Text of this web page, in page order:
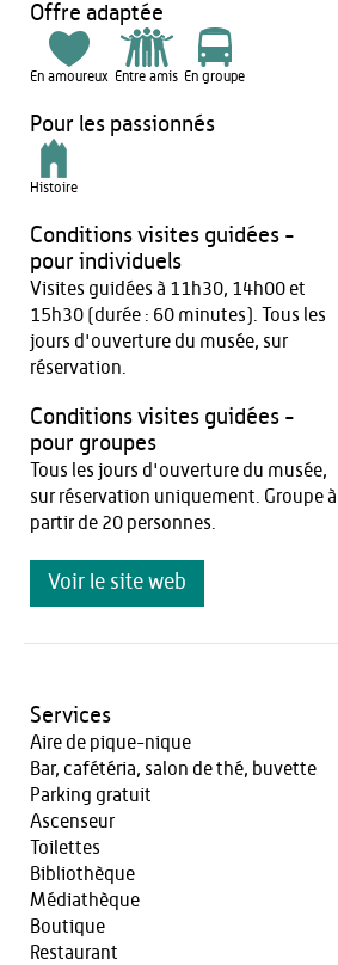
Offre adaptée
En amoureux Entre amis En groupe
Pour les passionnés
Histoire
Conditions visites guidées -
pour individuels
Visites guidées à 11h30, 14h00 et
15h30 (durée : 60 minutes). Tous les
jours d'ouverture du musée, sur
réservation.
Conditions visites guidées -
pour groupes
Tous les jours d'ouverture du musée,
sur réservation uniquement. Groupe à
partir de 20 personnes.
Voir le site web
Services
Aire de pique-nique
Bar, cafétéria, salon de thé, buvette
Parking gratuit
Ascenseur
Toilettes
Bibliothèque
Médiathèque
Boutique
Restaurant